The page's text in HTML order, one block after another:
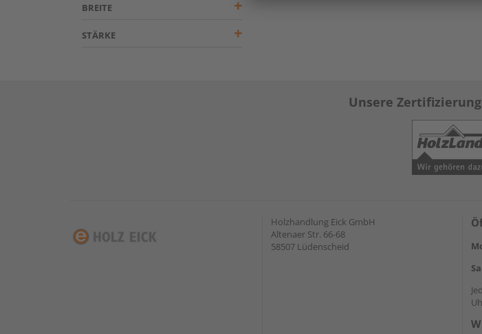
BREITE
STÄRKE
Unsere
Holzhandlung Eick GmbH
Altenaer Str. 66-68
58507 Lüdenscheid